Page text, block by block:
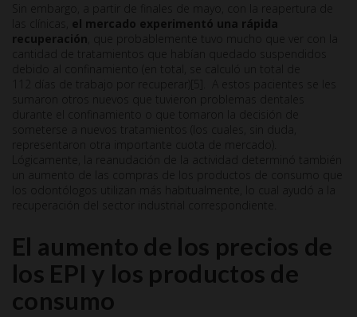
Sin embargo, a partir de finales de mayo, con la reapertura de
el mercado experimentó una rápida
recuperación , que probablemente tuvo mucho que ver con la
cantidad de tratamientos que habían quedado suspendidos
debido al confinamiento (en total, se calculó un total de
112 días de trabajo por recuperar)[5]. A estos pacientes se les
sumaron otros nuevos que tuvieron problemas dentales
durante el confinamiento o que tomaron la decisión de
someterse a nuevos tratamientos (los cuales, sin duda,
representaron otra importante cuota de mercado).
Lógicamente, la reanudación de la actividad determinó también
un aumento de las compras de los productos de consumo que
los odontólogos utilizan más habitualmente, lo cual ayudó a la
recuperación del sector industrial correspondiente.
El aumento de los precios de
los EPI y los productos de
consumo